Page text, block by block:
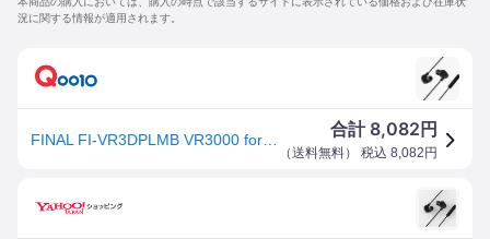
況に関する情報が適用されます。
合計 8,082 円
（送料無料） 税込 8,082 円